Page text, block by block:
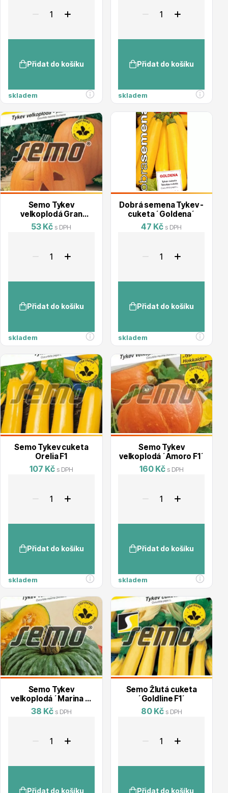
Drobná ovoce
Substráty, hnojiva, kůra
Živé ploty
Ovocné stromy
Okrasné trávy
Okrasné keře
Přidat do košíku
skladem
Přidat do košíku
skladem
Semo Tykev
velkoplodá Gran
Gigante
53 Kč s DPH
Přidat do košíku
skladem
Dobrá semena Tykev -
cuketa ´Goldena´
47 Kč s DPH
Přidat do košíku
skladem
Semo Tykev cuketa
Orelia F1
107 Kč s DPH
Přidat do košíku
skladem
Semo Tykev
velkoplodá ´Amoro F1´
160 Kč s DPH
Přidat do košíku
skladem
Semo Tykev
velkoplodá ´Marina di
Chioggia´
38 Kč s DPH
Přidat do košíku
Semo Žlutá cuketa
´Goldline F1´
80 Kč s DPH
Přidat do košíku